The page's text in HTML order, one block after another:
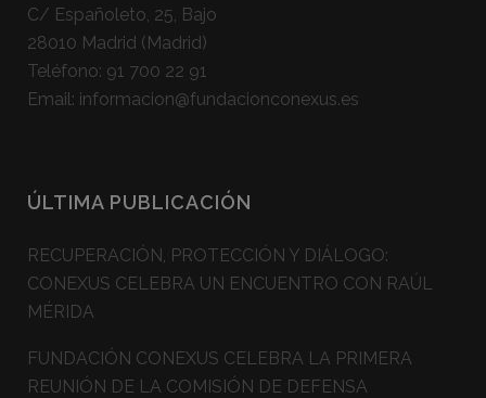
C/ Españoleto, 25, Bajo
28010 Madrid (Madrid)
Teléfono: 91 700 22 91
Email: informacion@fundacionconexus.es
ÚLTIMA PUBLICACIÓN
RECUPERACIÓN, PROTECCIÓN Y DIÁLOGO:
CONEXUS CELEBRA UN ENCUENTRO CON RAÚL
MÉRIDA
FUNDACIÓN CONEXUS CELEBRA LA PRIMERA
REUNIÓN DE LA COMISIÓN DE DEFENSA